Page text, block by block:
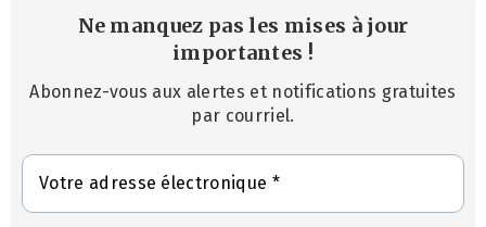
Ne manquez pas les mises à jour
importantes !
Abonnez-vous aux alertes et notifications gratuites
par courriel.